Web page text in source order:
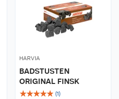
HARVIA
BADSTUSTEN
ORIGINAL FINSK
☆☆☆☆☆ (1)